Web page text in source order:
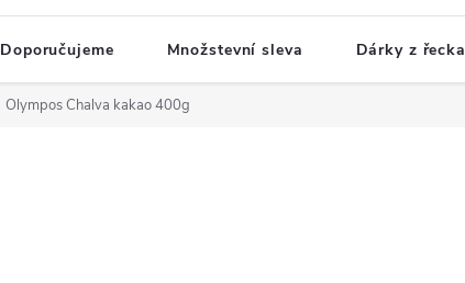
Doporučujeme Množstevní sleva Dárky z řecka
Olympos Chalva kakao 400g